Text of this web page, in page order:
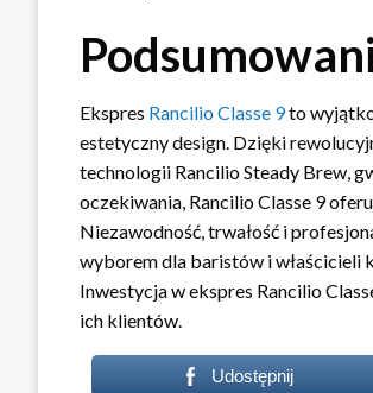
Ekspres Rancilio Classe 9to
estetyczny design. Dzięki
technologii Rancilio Steady Brew,
oczekiwania, Rancilio Classe 9
Niezawodność, trwałość i
wyborem dla baristów i właścicieli
Inwestycja w ekspres Rancilio
ich klientów.
Udostępnij